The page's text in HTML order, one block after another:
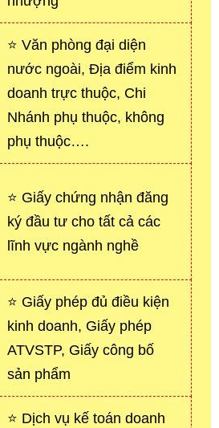
⭐ Văn phòng đại diện
nước ngoài, Địa điểm kinh
doanh trực thuộc, Chi
Nhánh phụ thuộc, không
phụ thuộc….
⭐ Giấy chứng nhận đăng
ký đầu tư cho tất cả các
lĩnh vực ngành nghề
⭐ Giấy phép đủ điều kiện
kinh doanh, Giấy phép
ATVSTP, Giấy công bố
sản phẩm
⭐ Dịch vụ kế toán doanh